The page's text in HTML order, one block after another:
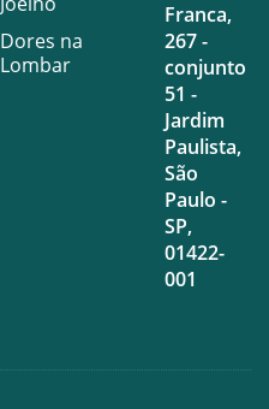
Dores na
Lombar
Franca,
267 -
conjunto
51 -
Jardim
Paulista,
São
Paulo -
SP,
01422-
001